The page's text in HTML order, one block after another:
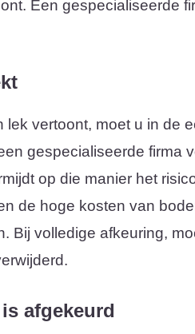
Een gespecialiseerde
lek vertoont, moet u in de
gespecialiseerde firma
op die manier het
de hoge kosten van
Bij volledige afkeuring,
afgekeurd